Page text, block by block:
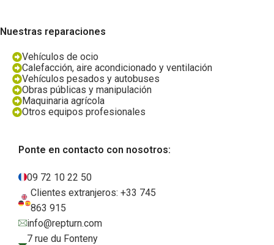
Nuestras reparaciones
Vehículos de ocio
Calefacción, aire acondicionado y ventilación
Vehículos pesados y autobuses
Obras públicas y manipulación
Maquinaria agrícola
Otros equipos profesionales
Ponte en contacto con nosotros:
09 72 10 22 50
Clientes extranjeros: +33 745
863 915
info@repturn.com
7 rue du Fonteny